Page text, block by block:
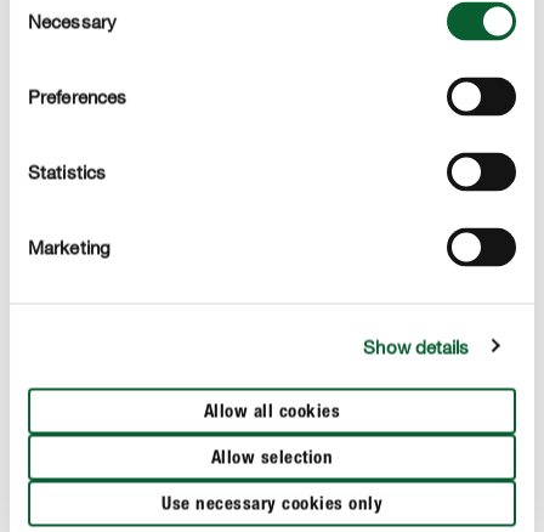
Selection
Necessary
Preferences
Statistics
Marketing
Show details
Allow all cookies
Allow selection
Use necessary cookies only
kruidengeurkaarsen
maak je zo een einde aan dat
vervelende gezoem en pijnlijke muggenbeten. Met verse
kruiden en aromatische etherische oliën maak je je
decoratie perfect af.